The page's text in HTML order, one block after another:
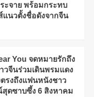
ะจาย พร้อมกระทบ
แนวตั้งชื่อดังจากจีน
You จดหมายรักถึง
จีนร่วมเดินพรมแดง
รงถึงแฟนหนังชาว
ดซาบซึ้ง 6 สิงหาคม